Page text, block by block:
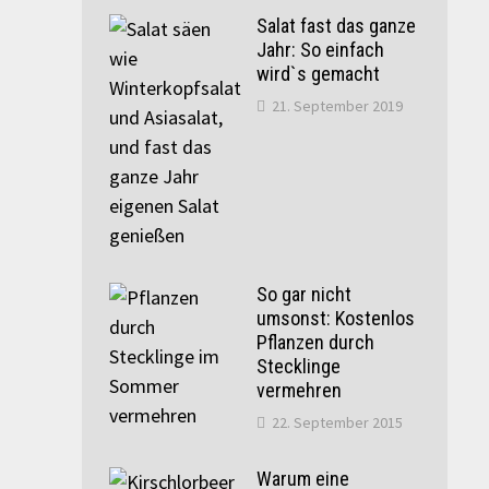
Salat fast das ganze
Jahr: So einfach
wird`s gemacht
21. September 2019
So gar nicht
umsonst: Kostenlos
Pflanzen durch
Stecklinge
vermehren
22. September 2015
Warum eine